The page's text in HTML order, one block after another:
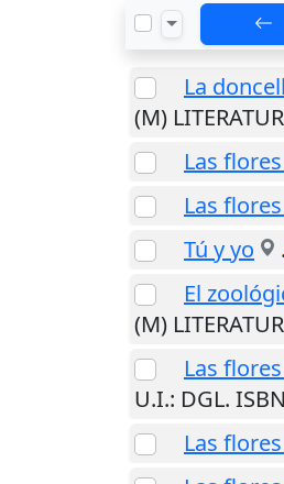
La
(M)
Las
Las
Tú y yo
.
El
(M)
Las
U.I.: DGL.
Las